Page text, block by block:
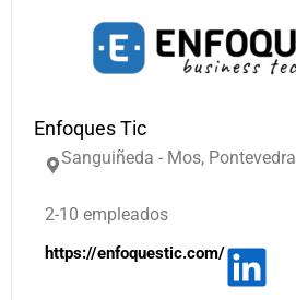
Enfoques Tic
Sanguiñeda - Mos, Pontevedra
2-10 empleados
https://enfoquestic.com/